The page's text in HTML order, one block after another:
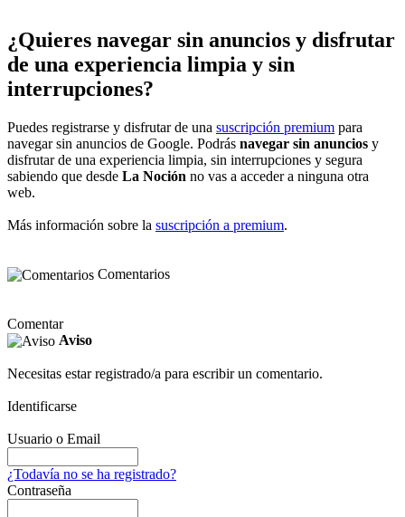
¿Quieres navegar sin anuncios y disfrutar
de una experiencia limpia y sin
interrupciones?
Puedes registrarse y disfrutar de una suscripción premium para
navegar sin anuncios de Google. Podrás navegar sin anuncios y
disfrutar de una experiencia limpia, sin interrupciones y segura
sabiendo que desde La Noción no vas a acceder a ninguna otra
web.
Más información sobre la suscripción a premium.
Comentarios
Comentar
Aviso
Necesitas estar registrado/a para escribir un comentario.
Identificarse
Usuario o Email
¿Todavía no se ha registrado?
Contraseña